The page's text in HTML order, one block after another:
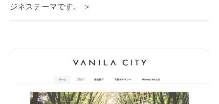
ジネステーマです。 ＞